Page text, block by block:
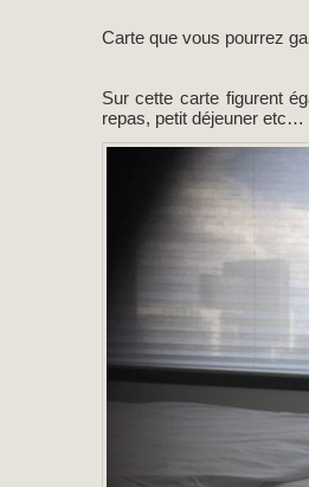
Carte que vous pourrez
Sur cette carte figurent
repas, petit déjeuner etc…